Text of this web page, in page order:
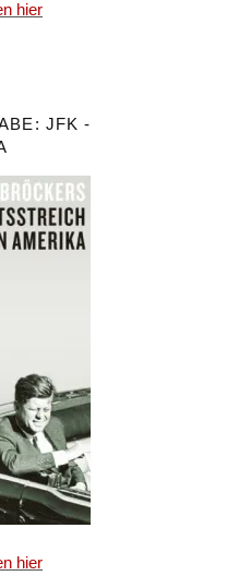
hier
JFK -
hier